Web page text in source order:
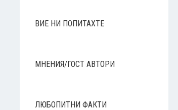
ВИЕ НИ ПОПИТАХТЕ
МНЕНИЯ/ГОСТ АВТОРИ
ЛЮБОПИТНИ ФАКТИ